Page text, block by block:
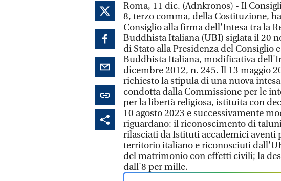
Roma, 11 dic. (Adnkronos) - Il
8, terzo comma, della Costituzione,
Consiglio alla firma dell'Intesa tra la
Buddhista Italiana (UBI) siglata il 20
di Stato alla Presidenza del Consiglio
Buddhista Italiana, modificativa
dicembre 2012, n. 245. Il 13 maggio
richiesto la stipula di una nuova
condotta dalla Commissione per le
per la libertà religiosa, istituita con
10 agosto 2023 e successivamente
riguardano: il riconoscimento di
rilasciati da Istituti accademici aventi
territorio italiano e riconosciuti
del matrimonio con effetti civili; la
dall'8 per mille.